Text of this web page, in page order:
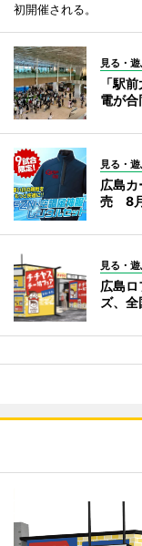
初開催される。
見る・
「駅
電が合
見る・
広島
売 8月
見る・
広島
ズ、